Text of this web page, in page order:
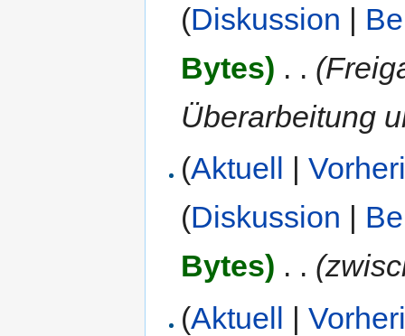
(Diskussion |
Bytes) . .
Überarbeitung
(Aktuell |
(Diskussion |
Bytes) . .
(Aktuell |